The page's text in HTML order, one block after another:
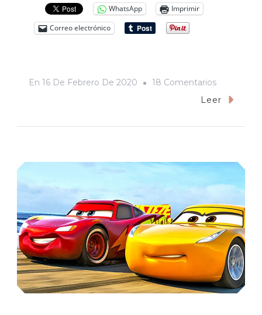
WhatsApp
Imprimir
Correo electrónico
En 16 De Febrero De 2020 18 ComentariosEn
Entrevisté
Alfonso
Durazo
Para
Conocer
El
Secreto
De
Leer